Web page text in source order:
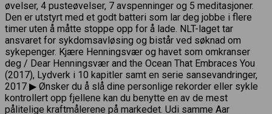
øvelser, 4 pusteøvelser, 7 avspenninger og 5 meditasjoner.
Den er utstyrt med et godt batteri som lar deg jobbe i flere
timer uten å måtte stoppe opp for å lade. NLT-laget tar
ansvaret for sykdomsavløsing og bistår ved søknad om
sykepenger. Kjære Henningsvær og havet som omkranser
deg / Dear Henningsvær and the Ocean That Embraces You
(2017), Lydverk i 10 kapitler samt en serie sansevandringer,
2017 ▶ Ønsker du å slå dine personlige rekorder eller sykle
kontrollert opp fjellene kan du benytte en av de mest
pålitelige kraftmålerene på markedet. Udi samme Aar